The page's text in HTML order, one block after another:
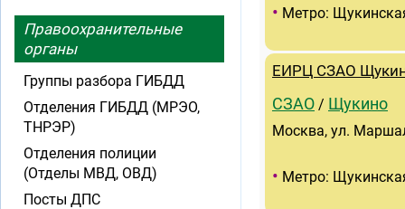
• Метро:
ЕИРЦ СЗАО
СЗАО / Щукино
Москва, ул.
• Метро:
Правоохранительные
органы
Группы разбора ГИБДД
Отделения ГИБДД (МРЭО,
ТНРЭР)
Отделения полиции
(Отделы МВД, ОВД)
Посты ДПС